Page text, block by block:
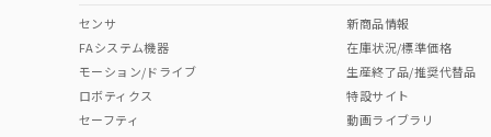
中国 RoHS表
Pb Hg Cr(VI)
センサ
FAシステム機器
モーション/ドライブ
ロボティクス
セーフティ
新商品情報
在庫状況/標準価格
生産終了品/推奨代替品
特設サイト
動画ライブラリ